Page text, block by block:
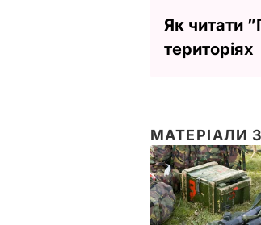
Як читати
територіях
МАТЕРІАЛИ